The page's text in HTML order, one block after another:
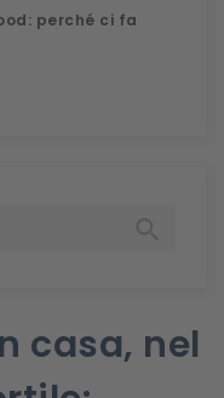
perché ci fa
casa, nel